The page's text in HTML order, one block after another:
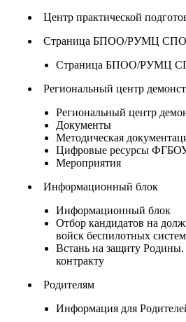
Центр практической
Страница БПОО/РУМЦ СПО
Страница БПОО/РУМЦ
Региональный центр
Региональный центр
Документы
Методическая
Цифровые ресурсы
Мероприятия
Информационный блок
Информационный блок
Отбор кандидатов на
войск беспилотных систем
Встань на защиту
контракту
Родителям
Информация для